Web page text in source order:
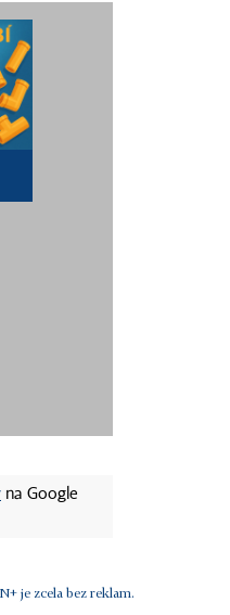
na Google
je zcela bez reklam.